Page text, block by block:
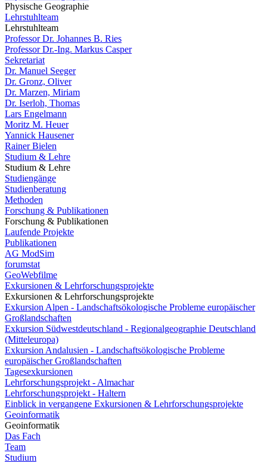
Physische Geographie
Lehrstuhlteam
Lehrstuhlteam
Professor Dr. Johannes B. Ries
Professor Dr.-Ing. Markus Casper
Sekretariat
Dr. Manuel Seeger
Dr. Gronz, Oliver
Dr. Marzen, Miriam
Dr. Iserloh, Thomas
Lars Engelmann
Moritz M. Heuer
Yannick Hausener
Rainer Bielen
Studium & Lehre
Studium & Lehre
Studiengänge
Studienberatung
Methoden
Forschung & Publikationen
Forschung & Publikationen
Laufende Projekte
Publikationen
AG ModSim
forumstat
GeoWebfilme
Exkursionen & Lehrforschungsprojekte
Exkursionen & Lehrforschungsprojekte
Exkursion Alpen - Landschaftsökologische Probleme europäischer
Großlandschaften
Exkursion Südwestdeutschland - Regionalgeographie Deutschland
(Mitteleuropa)
Exkursion Andalusien - Landschaftsökologische Probleme
europäischer Großlandschaften
Tagesexkursionen
Lehrforschungsprojekt - Almachar
Lehrforschungsprojekt - Haltern
Einblick in vergangene Exkursionen & Lehrforschungsprojekte
Geoinformatik
Geoinformatik
Das Fach
Team
Studium